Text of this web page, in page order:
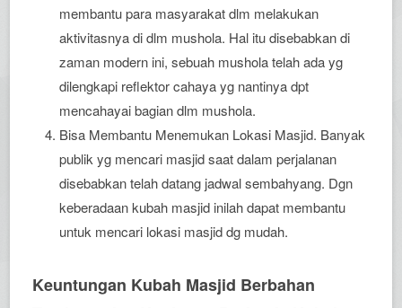
membantu para masyarakat dlm melakukan
aktivitasnya di dlm mushola. Hal itu disebabkan di
zaman modern ini, sebuah mushola telah ada yg
dilengkapi reflektor cahaya yg nantinya dpt
mencahayai bagian dlm mushola.
Bisa Membantu Menemukan Lokasi Masjid. Banyak
publik yg mencari masjid saat dalam perjalanan
disebabkan telah datang jadwal sembahyang. Dgn
keberadaan kubah masjid inilah dapat membantu
untuk mencari lokasi masjid dg mudah.
Keuntungan Kubah Masjid Berbahan